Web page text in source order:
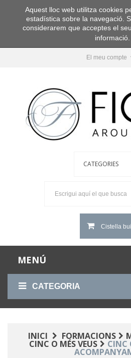
El meu compte
Cistella
MENÚ
CATEGORIA
INICI FORMACIONS
CINC O MÉS VEUS CINC
Aquest lloc web utilitza cookies
estadística sobre la navegació.
considerarem que acceptes el
informació.